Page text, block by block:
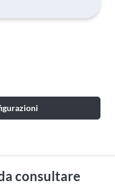
consultare